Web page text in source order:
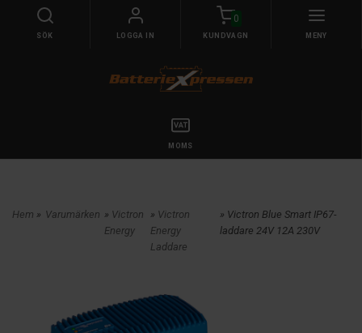
SÖK LOGGA IN
0
KUNDVAGN MENY
MOMS
Hem » Varumärken » Victron
Energy
» Victron
Energy
Laddare
» Victron Blue Smart IP67-
laddare 24V 12A 230V